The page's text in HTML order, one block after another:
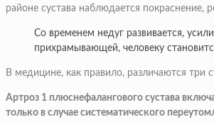
районе сустава наблюдается покраснение,
Со временем недуг развивается,
прихрамывающей, человеку
В медицине, как правило, различаются три
Артроз 1 плюснефалангового сустава
только в случае систематического